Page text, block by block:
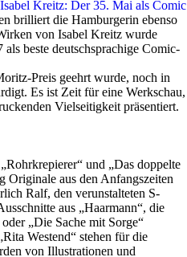
brilliert die Hamburgerin ebenso
von Isabel Kreitz wurde
beste deutschsprachige Comic-
Preis geehrt wurde, noch in
Es ist Zeit für eine Werkschau,
Vielseitigkeit präsentiert.
und „Das doppelte
Originale aus den Anfangszeiten
Ralf, den verunstalteten S-
aus „Haarmann“, die
„Die Sache mit Sorge“
Westend“ stehen für die
von Illustrationen und